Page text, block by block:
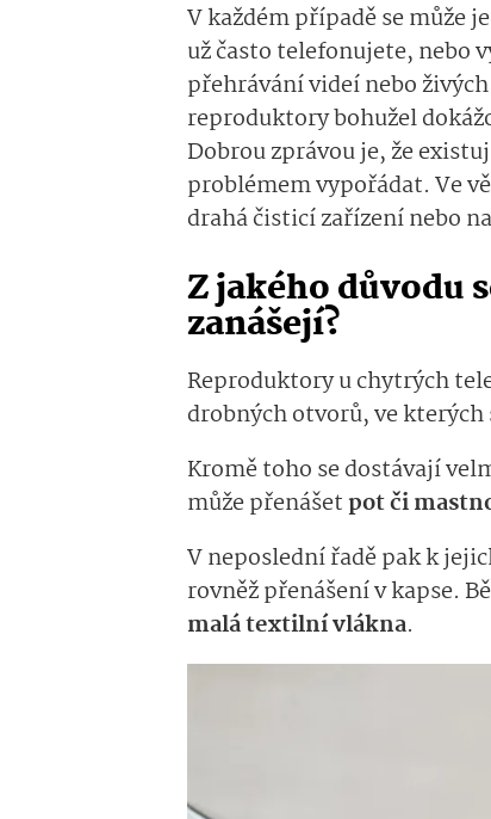
V každém případě se může
už často telefonujete, nebo
přehrávání videí nebo
reproduktory bohužel
Dobrou zprávou je, že
problémem vypořádat. Ve
drahá čisticí zařízení nebo
Z jakého důvodu
zanášejí?
Reproduktory u chytrých
drobných otvorů, ve kterých
Kromě toho se dostávají
může přenášetpot či
V neposlední řadě pak k
rovněž přenášení v kapse.
malá textilní vlákna.